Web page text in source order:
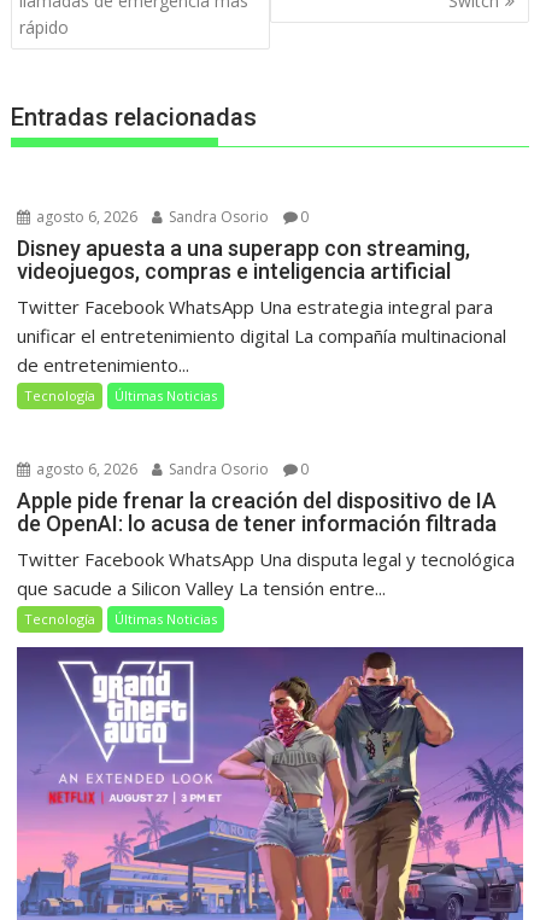
rápido
Entradas relacionadas
agosto 6, 2026 Sandra Osorio 0
Disney apuesta a una superapp con streaming,
videojuegos, compras e inteligencia artificial
Twitter Facebook WhatsApp Una estrategia integral para
unificar el entretenimiento digital La compañía multinacional
de entretenimiento...
Tecnología Últimas Noticias
agosto 6, 2026 Sandra Osorio 0
Apple pide frenar la creación del dispositivo de IA
de OpenAI: lo acusa de tener información filtrada
Twitter Facebook WhatsApp Una disputa legal y tecnológica
que sacude a Silicon Valley La tensión entre...
Tecnología Últimas Noticias